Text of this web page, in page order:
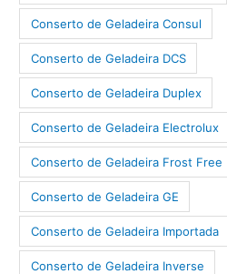
Conserto de Geladeira Consul
Conserto de Geladeira DCS
Conserto de Geladeira Duplex
Conserto de Geladeira Electrolux
Conserto de Geladeira Frost Free
Conserto de Geladeira GE
Conserto de Geladeira Importada
Conserto de Geladeira Inverse